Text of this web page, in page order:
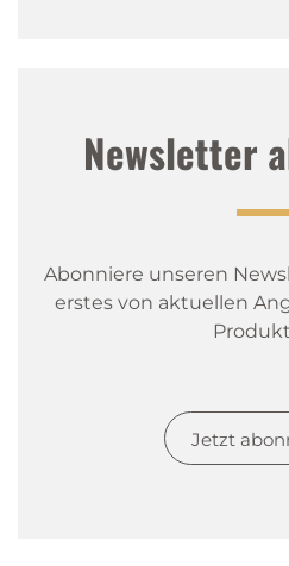
Newsletter
Abonniere unseren
erstes von aktuellen
Jetzt